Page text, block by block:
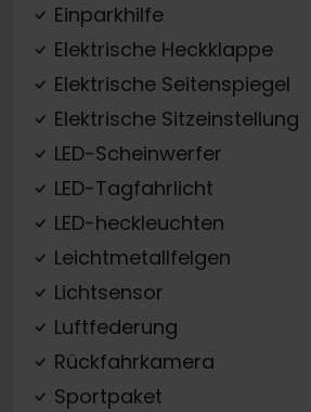
Einparkhilfe
Elektrische Heckklappe
Elektrische Seitenspiegel
Elektrische Sitzeinstellung
LED-Scheinwerfer
LED-Tagfahrlicht
LED-heckleuchten
Leichtmetallfelgen
Lichtsensor
Luftfederung
Rückfahrkamera
Sportpaket